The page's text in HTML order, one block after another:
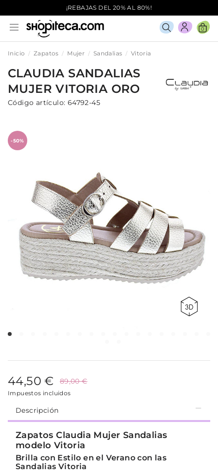
¡REBAJAS DEL 20% AL 80%!
0
Inicio Zapatos Mujer Sandalias Vitoria
CLAUDIA SANDALIAS
MUJERVITORIA ORO
Código artículo: 64792-45
-50%
44,50 € 89,00 €
Impuestos incluidos
Descripción
Zapatos Claudia Mujer Sandalias
modelo Vitoria
Brilla con Estilo en el Verano con las
Sandalias Vitoria